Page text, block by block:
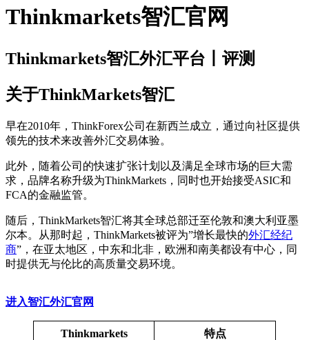
Thinkmarkets智汇官网
Thinkmarkets智汇外汇平台丨评测
关于ThinkMarkets智汇
早在2010年，ThinkForex公司在新西兰成立，通过向社区提供
领先的技术来改善外汇交易体验。
此外，随着公司的快速扩张计划以及满足全球市场的巨大需
求，品牌名称升级为ThinkMarkets，同时也开始接受ASIC和
FCA的金融监管。
随后，ThinkMarkets智汇将其全球总部迁至伦敦和澳大利亚墨
尔本。从那时起，ThinkMarkets被评为”增长最快的外汇经纪
商”，在亚太地区，中东和北非，欧洲和南美都设有中心，同
时提供无与伦比的高质量交易环境。
进入智汇外汇官网
Thinkmarkets 特点